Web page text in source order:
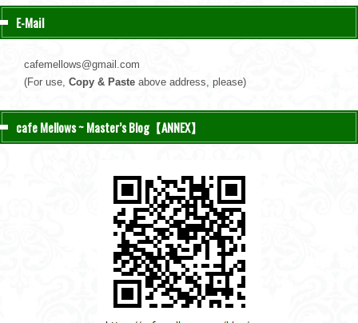
E-Mail
cafemellows@gmail.com
(For use, Copy & Paste above address, please)
cafe Mellows ~ Master’s Blog【ANNEX】